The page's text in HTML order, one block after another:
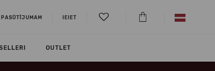
PASŪTĪJUMAM IEIET
OUTLET